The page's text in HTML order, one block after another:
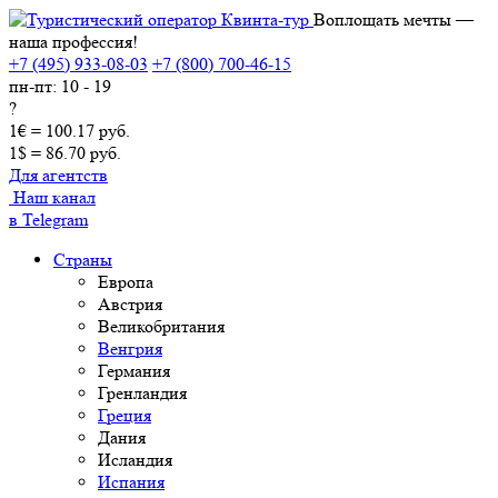
Воплощать мечты —
наша профессия!
+7 (495) 933-08-03 +7 (800) 700-46-15
пн-пт: 10 - 19
?
1€ = 100.17 руб.
1$ = 86.70 руб.
Для агентств
Наш канал
в Telegram
Страны
Европа
Австрия
Великобритания
Венгрия
Германия
Гренландия
Греция
Дания
Исландия
Испания